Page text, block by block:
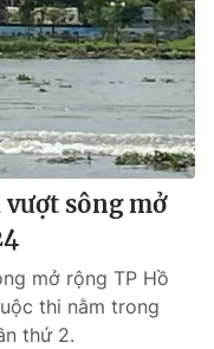
vượt sông mở
mở rộng TP Hồ
thi nằm trong
thứ 2.